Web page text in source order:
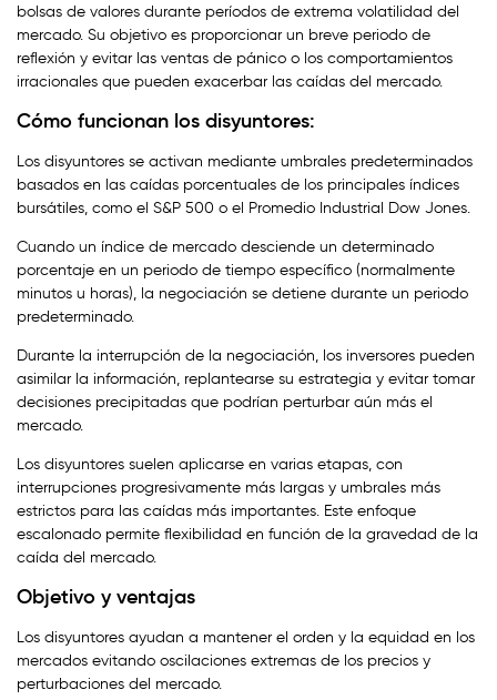
bolsas de valores durante períodos de extrema volatilidad del
mercado. Su objetivo es proporcionar un breve periodo de
reflexión y evitar las ventas de pánico o los comportamientos
irracionales que pueden exacerbar las caídas del mercado.
Cómo funcionan los disyuntores:
Los disyuntores se activan mediante umbrales predeterminados
basados en las caídas porcentuales de los principales índices
bursátiles, como el S&P 500 o el Promedio Industrial Dow Jones.
Cuando un índice de mercado desciende un determinado
porcentaje en un periodo de tiempo específico (normalmente
minutos u horas), la negociación se detiene durante un periodo
predeterminado.
Durante la interrupción de la negociación, los inversores pueden
asimilar la información, replantearse su estrategia y evitar tomar
decisiones precipitadas que podrían perturbar aún más el
mercado.
Los disyuntores suelen aplicarse en varias etapas, con
interrupciones progresivamente más largas y umbrales más
estrictos para las caídas más importantes. Este enfoque
escalonado permite flexibilidad en función de la gravedad de la
caída del mercado.
Objetivo y ventajas
Los disyuntores ayudan a mantener el orden y la equidad en los
mercados evitando oscilaciones extremas de los precios y
perturbaciones del mercado.